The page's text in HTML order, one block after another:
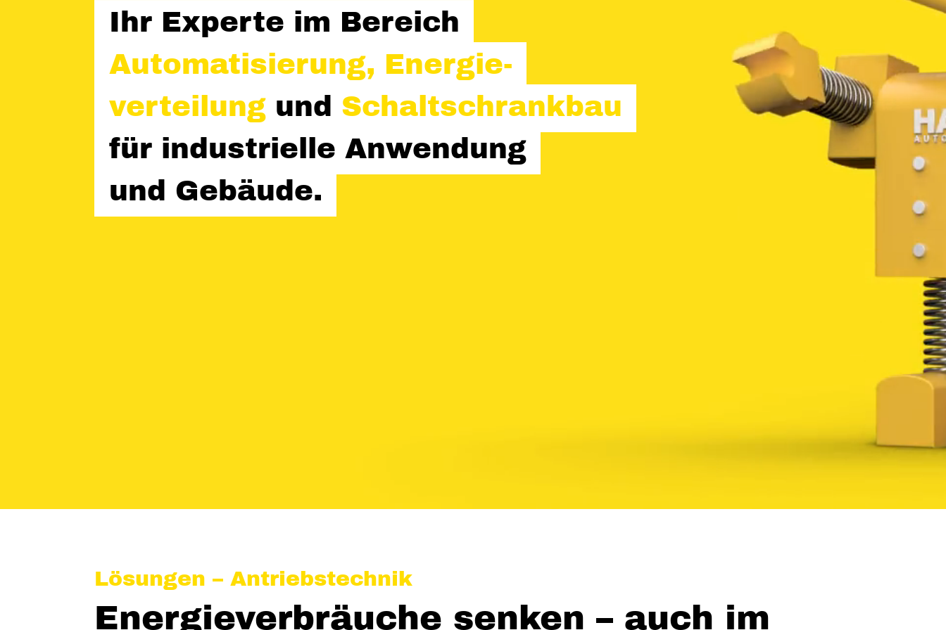
Ihr Experte im Bereich
Automatisierung, Energie-
verteilungund Schaltschrankbau
für industrielle Anwendung
und Gebäude.
Lösungen – Antriebstechnik
Energieverbräuche senken – auch im